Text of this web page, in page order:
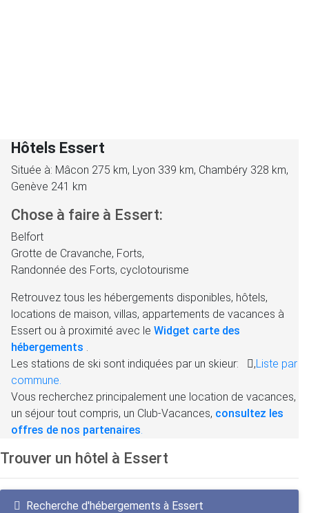
Hôtels Essert
Située à: Mâcon 275 km, Lyon 339 km, Chambéry 328 km,
Genève 241 km
Chose à faire à Essert:
Belfort
Grotte de Cravanche, Forts,
Randonnée des Forts, cyclotourisme
Retrouvez tous les hébergements disponibles, hôtels,
locations de maison, villas, appartements de vacances à
Essert ou à proximité avec le Widget carte des
hébergements
Les stations de ski sont indiquées par un skieur:
,Liste par
commune.
Vous recherchez principalement une location de vacances,
un séjour tout compris, un Club-Vacances, consultez les
offres de nos partenaires
Trouver un hôtel à Essert
Recherche d'hébergements à Essert